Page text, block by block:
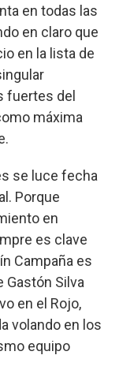
en todas las
en claro que
en la lista de
fuertes del
máxima
se luce fecha
Porque
en
es clave
Campaña es
Gastón Silva
en el Rojo,
volando en los
equipo